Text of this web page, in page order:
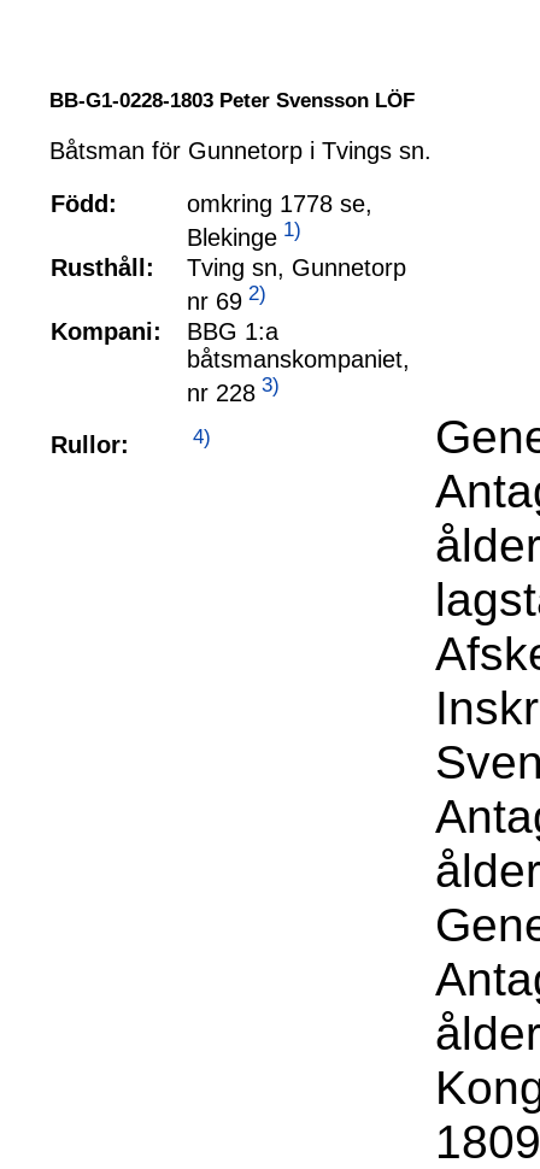
BB-G1-0228-1803 Peter Svensson LÖF
Båtsman för Gunnetorp i Tvings sn.
Född:
omkring 1778 se,
Blekinge 1)
Rusthåll:
Tving sn, Gunnetorp
nr 69 2)
Kompani:
BBG 1:a
båtsmanskompaniet,
nr 228 3)
Rullor: 4)